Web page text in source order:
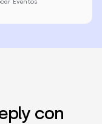
Eventos
con